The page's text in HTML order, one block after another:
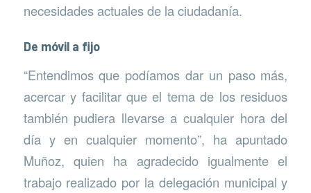
necesidades actuales de la ciudadanía.
De móvil a fijo
“Entendimos que podíamos dar un paso más,
acercar y facilitar que el tema de los residuos
también pudiera llevarse a cualquier hora del
día y en cualquier momento”, ha apuntado
Muñoz, quien ha agradecido igualmente el
trabajo realizado por la delegación municipal y